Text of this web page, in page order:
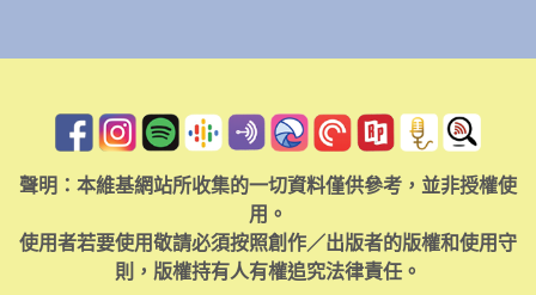
聲明：本維基網站所收集的一切資料僅供參考，並非授權使
用。
使用者若要使用敬請必須按照創作／出版者的版權和使用守
則，版權持有人有權追究法律責任。